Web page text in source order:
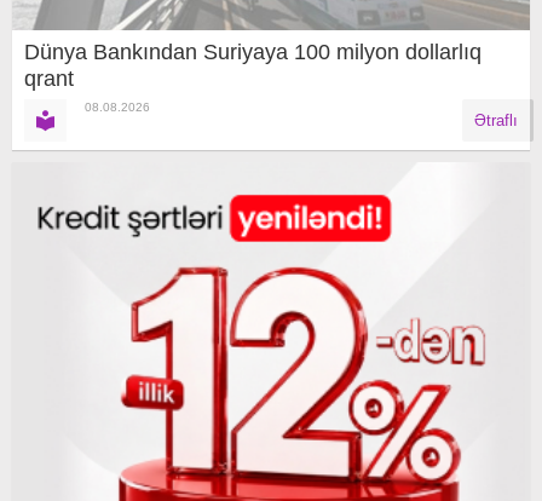
Dünya Bankından Suriyaya 100 milyon dollarlıq
qrant
08.08.2026
Ətraflı